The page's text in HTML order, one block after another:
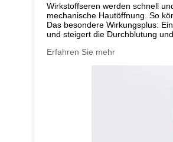
Wirkstoffseren werden schnell
mechanische Hautöffnung. So
Das besondere Wirkungsplus:
und steigert die Durchblutung
Erfahren Sie mehr